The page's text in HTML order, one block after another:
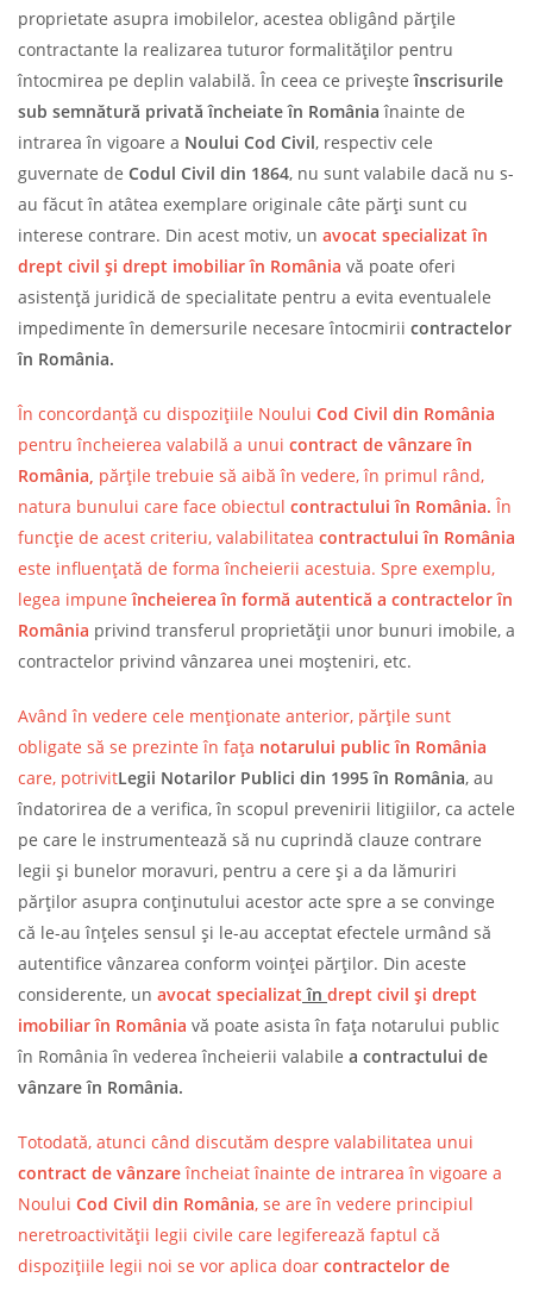
proprietate asupra imobilelor, acestea obligând părțile
contractante la realizarea tuturor formalităților pentru
întocmirea pe deplin valabilă. În ceea ce priveșteînscrisurile
sub semnătură privată încheiate în România înainte de
intrarea în vigoare a Noului Cod Civil, respectiv cele
guvernate de Codul Civil din 1864, nu sunt valabile dacă nu s-
au făcut în atâtea exemplare originale câte părți sunt cu
interese contrare. Din acest motiv, un avocat specializat în
drept civil și drept imobiliar în România vă poate oferi
asistență juridică de specialitate pentru a evita eventualele
impedimente în demersurile necesare întocmirii contractelor
în România.
În concordanță cu dispozițiile Noului Cod Civil din România
pentru încheierea valabilă a unui contract de vânzare în
România, părțile trebuie să aibă în vedere, în primul rând,
natura bunului care face obiectul contractului în România. În
funcție de acest criteriu, valabilitatea contractului în România
este influențată de forma încheierii acestuia. Spre exemplu,
legea impuneîncheierea în formă autentică a contractelor în
România privind transferul proprietății unor bunuri imobile, a
contractelor privind vânzarea unei moșteniri, etc.
Având în vedere cele menționate anterior, părțile sunt
obligate să se prezinte în fața notarului public în România
care, potrivitLegii Notarilor Publici din 1995 în România, au
îndatorirea de a verifica, în scopul prevenirii litigiilor, ca actele
pe care le instrumentează să nu cuprindă clauze contrare
legii şi bunelor moravuri, pentru a cere și a da lămuriri
părţilor asupra conţinutului acestor acte spre a se convinge
că le-au înţeles sensul şi le-au acceptat efectele urmând să
autentifice vânzarea conform voinței părților. Din aceste
considerente, un avocat specializat în drept civil și drept
imobiliar în România vă poate asista în fața notarului public
în România în vederea încheierii valabile a contractului de
vânzare în România.
Totodată, atunci când discutăm despre valabilitatea unui
contract de vânzareîncheiat înainte de intrarea în vigoare a
Noului Cod Civil din România, se are în vedere principiul
neretroactivității legii civile care legiferează faptul că
dispozițiile legii noi se vor aplica doar contractelor de